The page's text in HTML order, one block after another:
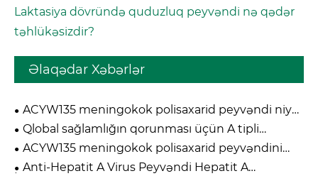
Laktasiya dövründə quduzluq peyvəndi nə qədər
təhlükəsizdir?
Əlaqədar Xəbərlər
ACYW135 meningokok polisaxarid peyvəndi niyə
qlobal meningitin qarşısının alınması
kampaniyaları üçün vacibdir?
Qlobal sağlamlığın qorunması üçün A tipli
menenjit peyvəndini vacib edən nədir?
ACYW135 meningokok polisaxarid peyvəndini
çoxsaylı seroqruplara qarşı təsirli edən nədir?
Anti-Hepatit A Virus Peyvəndi Hepatit A